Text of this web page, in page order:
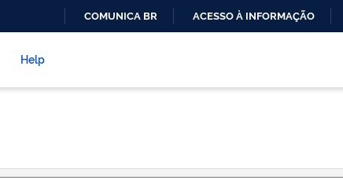
CONTEÚDO
COMUNICA BR ACESSO À INFORMAÇÃO
Help